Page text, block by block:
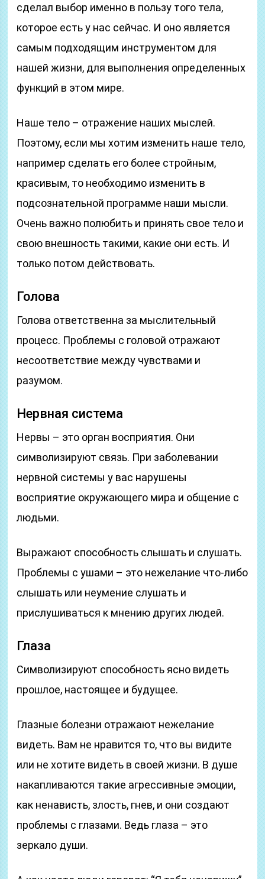
сделал выбор именно в пользу того тела,
которое есть у нас сейчас. И оно является
самым подходящим инструментом для
нашей жизни, для выполнения определенных
функций в этом мире.
Наше тело – отражение наших мыслей.
Поэтому, если мы хотим изменить наше тело,
например сделать его более стройным,
красивым, то необходимо изменить в
подсознательной программе наши мысли.
Очень важно полюбить и принять свое тело и
свою внешность такими, какие они есть. И
только потом действовать.
Голова
Голова ответственна за мыслительный
процесс. Проблемы с головой отражают
несоответствие между чувствами и
разумом.
Нервная система
Нервы – это орган восприятия. Они
символизируют связь. При заболевании
нервной системы у вас нарушены
восприятие окружающего мира и общение с
людьми.
Выражают способность слышать и слушать.
Проблемы с ушами – это нежелание что-либо
слышать или неумение слушать и
прислушиваться к мнению других людей.
Глаза
Символизируют способность ясно видеть
прошлое, настоящее и будущее.
Глазные болезни отражают нежелание
видеть. Вам не нравится то, что вы видите
или не хотите видеть в своей жизни. В душе
накапливаются такие агрессивные эмоции,
как ненависть, злость, гнев, и они создают
проблемы с глазами. Ведь глаза – это
зеркало души.